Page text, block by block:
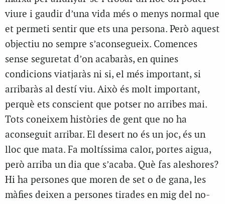
viure i gaudir d’una vida més o menys normal que
et permeti sentir que ets una persona. Però aquest
objectiu no sempre s’aconsegueix. Comences
sense seguretat d’on acabaràs, en quines
condicions viatjaràs ni si, el més important, si
arribaràs al destí viu. Això és molt important,
perquè ets conscient que potser no arribes mai.
Tots coneixem històries de gent que no ha
aconseguit arribar. El desert no és un joc, és un
lloc que mata. Fa moltíssima calor, portes aigua,
però arriba un dia que s’acaba. Què fas aleshores?
Hi ha persones que moren de set o de gana, les
màfies deixen a persones tirades en mig del no-